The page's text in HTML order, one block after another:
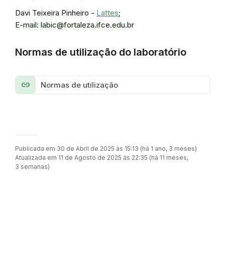
Davi Teixeira Pinheiro - Lattes;
E-mail: labic@fortaleza.ifce.edu.br
Normas de utilização do laboratório
link Normas de utilização
Publicada em 30 de Abril de 2025 às 15:13 (há 1 ano, 3 meses)
Atualizada em 11 de Agosto de 2025 às 22:35 (há 11 meses,
3 semanas)